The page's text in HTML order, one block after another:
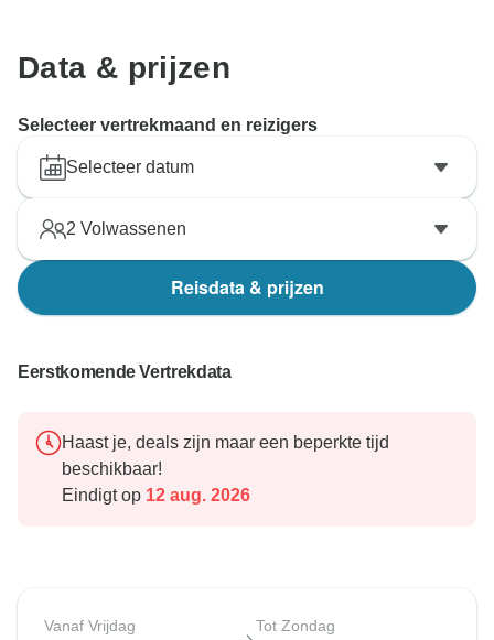
Data & prijzen
Selecteer vertrekmaand en reizigers
Selecteer datum
2 Volwassenen
Reisdata & prijzen
Eerstkomende Vertrekdata
Haast je, deals zijn maar een beperkte tijd
beschikbaar!
Eindigt op 12 aug. 2026
Vanaf Vrijdag Tot Zondag